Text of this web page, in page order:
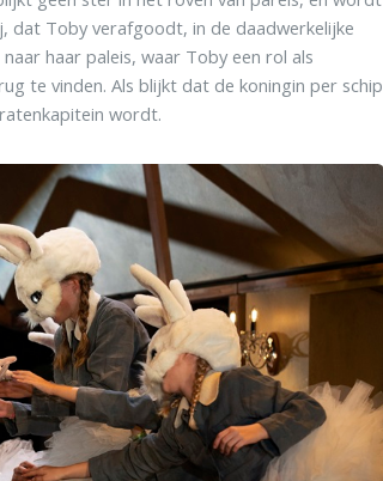
dat Toby verafgoodt, in de daadwerkelijke
haar paleis, waar Toby een rol als
te vinden. Als blijkt dat de koningin per schip
wordt.